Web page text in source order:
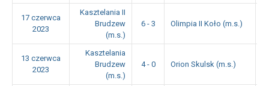
17 czerwca
2023
Kasztelania II
Brudzew
(m.s.)
6 - 3 Olimpia II Koło (m.s.)
13 czerwca
2023
Kasztelania
Brudzew
(m.s.)
4 - 0 Orion Skulsk (m.s.)